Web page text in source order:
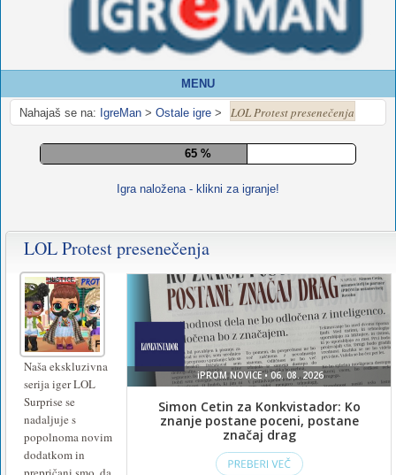
MENU
Nahajaš se na: IgreMan > Ostale igre > LOL Protest presenečenja
72 %
Igra naložena - klikni za igranje!
LOL Protest presenečenja
Naša ekskluzivna
serija iger LOL
Surprise se
nadaljuje s
popolnoma novim
dodatkom in